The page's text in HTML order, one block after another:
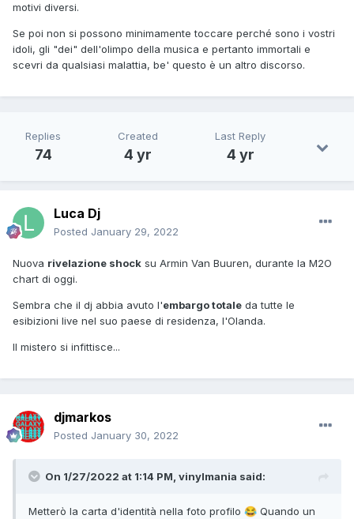
motivi diversi.
Se poi non si possono minimamente toccare perché sono i vostri
idoli, gli "dei" dell'olimpo della musica e pertanto immortali e
scevri da qualsiasi malattia, be' questo è un altro discorso.
Replies
74
Created
4 yr
Last Reply
4 yr
Luca Dj
Posted January 29, 2022
Nuova rivelazione shock su Armin Van Buuren, durante la M2O
chart di oggi.
Sembra che il dj abbia avuto l'embargo totale da tutte le
esibizioni live nel suo paese di residenza, l'Olanda.
Il mistero si infittisce...
djmarkos
Posted January 30, 2022
On 1/27/2022 at 1:14 PM, vinylmania said:
Metterò la carta d'identità nella foto profilo 😂 Quando un